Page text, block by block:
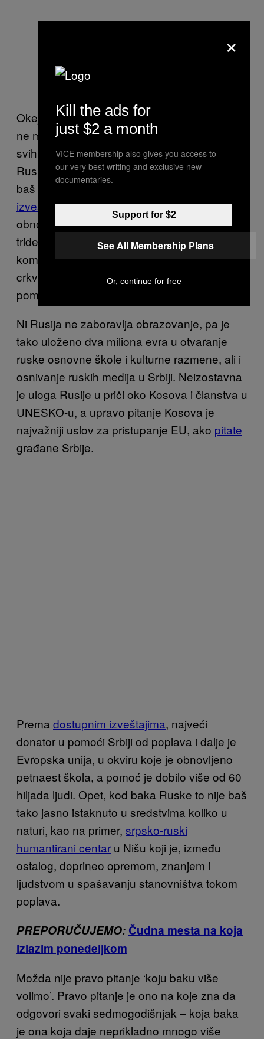
Okej, možda se baka Unija malo hvali, ali to
ne možemo da joj zabranimo makar zbog
svih škola kojima je nabavila računare. Baka
Ruska, sa druge strane, nije od onih što se
baš tako transparentno hvale. Prema
izveštajima, Rusija će finansirati radove na
obnovi hrama Svetog Save, sa više od
trideset miliona evra. Jedna od najvećih
kompanija u Srbiji je NIS, koja je uz rusku
crkvu
jedan od najvećih ‘ruskih’ donatora
pomoć poplavljenim područjima.
Ni Rusija ne zaboravlja obrazovanje, pa je
tako uloženo dva miliona evra u otvaranje
ruske osnovne škole i kulturne razmene, ali i
osnivanje ruskih medija u Srbiji. Neizostavna
je uloga Rusije u priči oko Kosova i članstva u
UNESKO-u, a upravo pitanje Kosova je
najvažniji uslov za pristupanje EU, ako pitate
građane Srbije.
Prema dostupnim izveštajima, najveći
donator u pomoći Srbiji od poplava i dalje je
Evropska unija, u okviru koje je obnovljeno
petnaest škola, a pomoć je dobilo više od 60
hiljada ljudi. Opet, kod baka Ruske to nije baš
tako jasno istaknuto u sredstvima koliko u
naturi, kao na primer, srpsko-ruski
humantirani centar u Nišu koji je, između
ostalog, doprineo opremom, znanjem i
ljudstvom u spašavanju stanovništva tokom
poplava.
PREPORUČUJEMO: Čudna mesta na koja
izlazim ponedeljkom
Možda nije pravo pitanje ‘koju baku više
volimo’. Pravo pitanje je ono na koje zna da
odgovori svaki sedmogodišnjak – koja baka
je ona koja daje neprikladno mnogo više
×
Kill the ads for
just $2 a month
VICE membership also gives you access to
our very best writing and exclusive new
documentaries.
Support for $2
See All Membership Plans
Or, continue for free